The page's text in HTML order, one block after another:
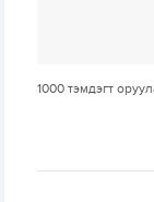
1000 тэмдэгт